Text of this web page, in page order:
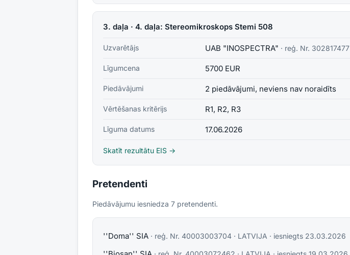
3. daļa · 4. daļa: Stereomikroskops Stemi 508
Uzvarētājs UAB "INOSPECTRA" · reģ. Nr. 302817477
Līgumcena 5700 EUR
Piedāvājumi 2 piedāvājumi, neviens nav noraidīts
Vērtēšanas kritērijs R1, R2, R3
Līguma datums 17.06.2026
Skatīt rezultātu EIS →
Pretendenti
Piedāvājumu iesniedza 7 pretendenti.
''Doma'' SIA · reģ. Nr. 40003003704 · LATVIJA · iesniegts 23.03.2026